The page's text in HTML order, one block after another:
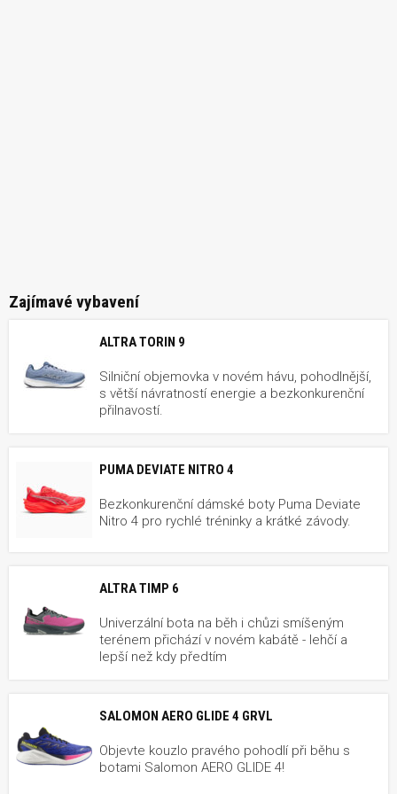
Zajímavé vybavení
ALTRA TORIN 9
Silniční objemovka v novém hávu, pohodlnější,
s větší návratností energie a bezkonkurenční
přilnavostí.
PUMA DEVIATE NITRO 4
Bezkonkurenční dámské boty Puma Deviate
Nitro 4 pro rychlé tréninky a krátké závody.
ALTRA TIMP 6
Univerzální bota na běh i chůzi smíšeným
terénem přichází v novém kabátě - lehčí a
lepší než kdy předtím
SALOMON AERO GLIDE 4 GRVL
Objevte kouzlo pravého pohodlí při běhu s
botami Salomon AERO GLIDE 4!